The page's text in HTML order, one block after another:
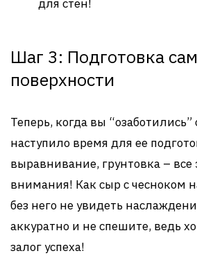
для стен!
Шаг 3: Подготовка
поверхности
Теперь, когда вы “озаботились”
наступило время для ее
выравнивание, грунтовка – все
внимания! Как сыр с чесноком
без него не увидеть
аккуратно и не спешите, ведь
залог успеха!